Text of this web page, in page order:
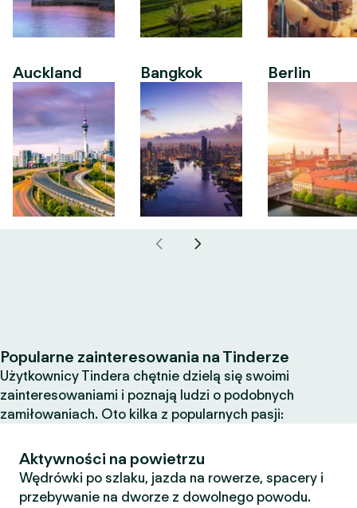
Auckland Bangkok Berlin
Popularne zainteresowania na Tinderze
Użytkownicy Tindera chętnie dzielą się swoimi
zainteresowaniami i poznają ludzi o podobnych
zamiłowaniach. Oto kilka z popularnych pasji:
Aktywności na powietrzu
Wędrówki po szlaku, jazda na rowerze, spacery i
przebywanie na dworze z dowolnego powodu.